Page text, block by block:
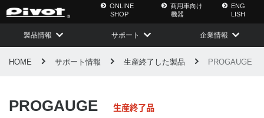
ONLINE
SHOP
商用車向け
機器
ENG
LISH
製品情報 サポート 企業情報
HOME サポート情報 生産終了した製品 PROGAUGE
PROGAUGE 生産終了品